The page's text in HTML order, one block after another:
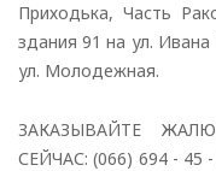
Приходька, Часть
здания 91 на ул.
ул. Молодежная.
ЗАКАЗЫВАЙТЕ
СЕЙЧАС: (066) 694 - 45